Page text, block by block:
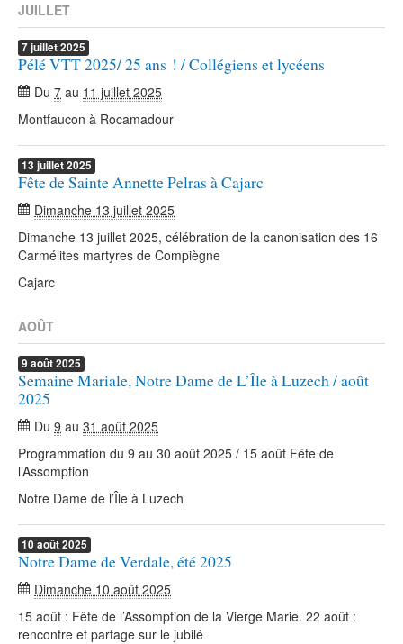
JUILLET
7juillet2025
Pélé VTT 2025/ 25 ans ! / Collégiens et lycéens
Du 7 au 11 juillet 2025
Montfaucon à Rocamadour
13 juillet2025
Fête de Sainte Annette Pelras à Cajarc
Dimanche 13 juillet 2025
Dimanche 13 juillet 2025, célébration de la canonisation des 16
Carmélites martyres de Compiègne
Cajarc
AOÛT
9 août2025
Semaine Mariale, Notre Dame de L’Île à Luzech / août
2025
Du 9 au 31 août 2025
Programmation du 9 au 30 août 2025 / 15 août Fête de
l’Assomption
Notre Dame de l’Île à Luzech
10 août2025
Notre Dame de Verdale, été 2025
Dimanche 10 août 2025
15 août : Fête de l’Assomption de la Vierge Marie. 22 août :
rencontre et partage sur le jubilé